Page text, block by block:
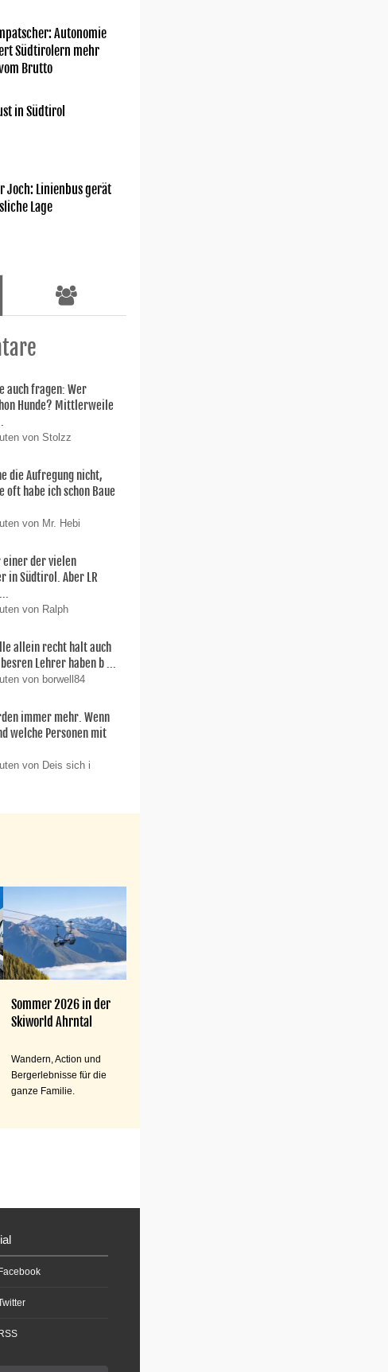
Autonomie
Südtirolern mehr
Brutto
in Südtirol
Joch: Linienbus gerät
Lage
auch fragen: Wer
Hunde? Mittlerweile
von Stolzz
die Aufregung nicht,
oft habe ich schon Baue
von Mr. Hebi
einer der vielen
in Südtirol. Aber LR
von Ralph
allein recht halt auch
Lehrer haben b ...
von borwell84
immer mehr. Wenn
welche Personen mit
von Deis sich i
Sommer 2026 in der
Skiworld Ahrntal
Wandern, Action und
Bergerlebnisse für die
ganze Familie.